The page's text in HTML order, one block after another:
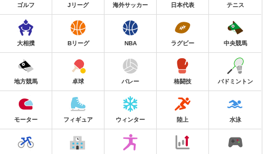
ゴルフ Jリーグ 海外サッカー 日本代表 テニス
大相撲 Bリーグ NBA ラグビー 中央競馬
地方競馬 卓球 バレー 格闘技 バドミントン
モーター フィギュア ウィンター 陸上 水泳